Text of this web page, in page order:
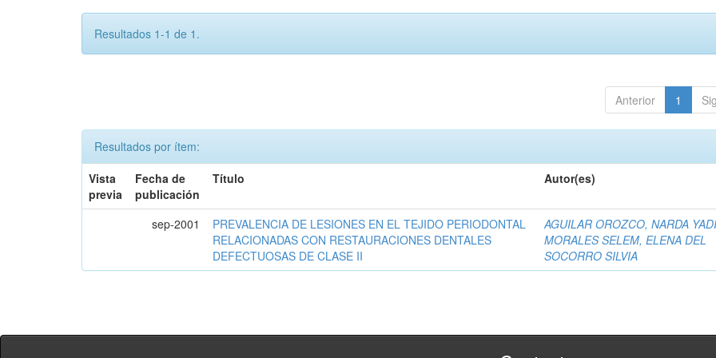
Resultados 1-1 de 1.
Anterior 1
Resultados por ítem:
Vista
previa
Fecha de
publicación
Título Autor(es)
sep-2001
PREVALENCIA DE LESIONES EN EL TEJIDO PERIODONTAL
RELACIONADAS CON RESTAURACIONES DENTALES
DEFECTUOSAS DE CLASE II
AGUILAR OROZCO, NARDA
MORALES SELEM, ELENA DEL
SOCORRO SILVIA